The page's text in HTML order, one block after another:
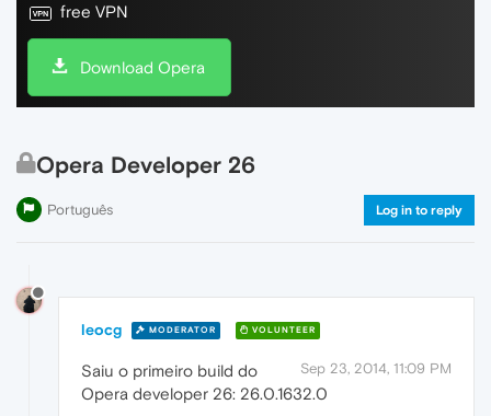
free VPN
Download Opera
Opera Developer 26
Português Log in to reply
leocg MODERATOR VOLUNTEER
Sep 23, 2014, 11:09 PM
Saiu o primeiro build do
Opera developer 26: 26.0.1632.0